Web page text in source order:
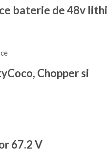
baterie de 48v
Chopper si
67.2 V